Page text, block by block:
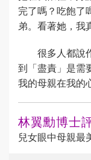
完了嗎？吃飽了
弟。看著她，我
很多人都說
到「盡責」是需
我的母親在我的
林翼勳博士
兒女眼中母親最